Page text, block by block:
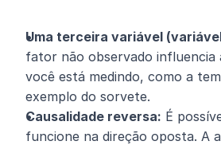
Uma terceira variável
fator não observado influencia
você está medindo, como a
exemplo do sorvete.
Causalidade reversa: É
funcione na direção oposta. A